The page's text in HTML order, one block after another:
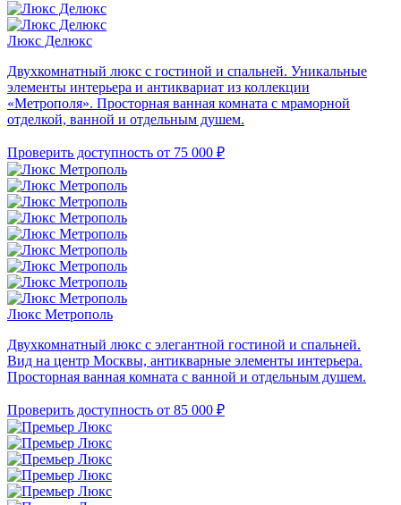
Люкс Делюкс
Двухкомнатный люкс с гостиной и спальней. Уникальные
элементы интерьера и антиквариат из коллекции
«Метрополя». Просторная ванная комната с мраморной
отделкой, ванной и отдельным душем.
Проверить доступность от 75 000 ₽
Люкс Метрополь
Двухкомнатный люкс с элегантной гостиной и спальней.
Вид на центр Москвы, антикварные элементы интерьера.
Просторная ванная комната с ванной и отдельным душем.
Проверить доступность от 85 000 ₽